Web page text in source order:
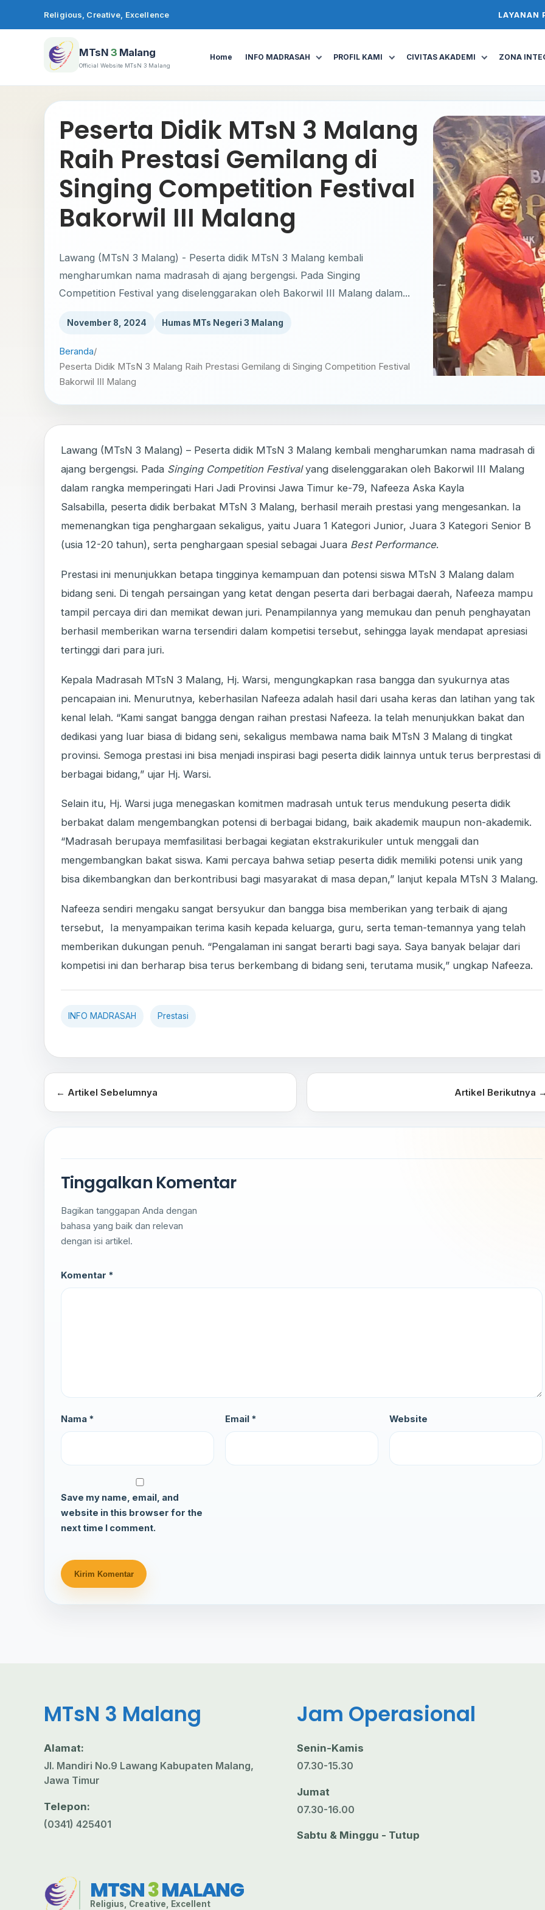
Religious, Creative, Excellence LAYANAN
MTsN 3 Malang
Official Website MTsN 3 Malang
Home INFO MADRASAH PROFIL KAMI CIVITAS AKADEMI ZONA
Peserta Didik MTsN 3 Malang
Raih Prestasi Gemilang di
Singing Competition Festival
Bakorwil III Malang
Lawang (MTsN 3 Malang) - Peserta didik MTsN 3 Malang kembali
mengharumkan nama madrasah di ajang bergengsi. Pada Singing
Competition Festival yang diselenggarakan oleh Bakorwil III Malang dalam...
November 8, 2024 Humas MTs Negeri 3 Malang
Beranda/
Peserta Didik MTsN 3 Malang Raih Prestasi Gemilang di Singing Competition Festival
Bakorwil III Malang
Lawang (MTsN 3 Malang) – Peserta didik MTsN 3 Malang kembali mengharumkan nama madrasah di
ajang bergengsi. Pada Singing Competition Festivalyang diselenggarakan oleh Bakorwil III Malang
dalam rangka memperingati Hari Jadi Provinsi Jawa Timur ke-79, Nafeeza Aska Kayla
Salsabilla, peserta didik berbakat MTsN 3 Malang, berhasil meraih prestasi yang mengesankan. Ia
memenangkan tiga penghargaan sekaligus, yaitu Juara 1 Kategori Junior, Juara 3 Kategori Senior B
(usia 12-20 tahun), serta penghargaan spesial sebagai Juara Best Performance.
Prestasi ini menunjukkan betapa tingginya kemampuan dan potensi siswa MTsN 3 Malang dalam
bidang seni. Di tengah persaingan yang ketat dengan peserta dari berbagai daerah, Nafeeza mampu
tampil percaya diri dan memikat dewan juri. Penampilannya yang memukau dan penuh penghayatan
berhasil memberikan warna tersendiri dalam kompetisi tersebut, sehingga layak mendapat apresiasi
tertinggi dari para juri.
Kepala Madrasah MTsN 3 Malang, Hj. Warsi, mengungkapkan rasa bangga dan syukurnya atas
pencapaian ini. Menurutnya, keberhasilan Nafeeza adalah hasil dari usaha keras dan latihan yang tak
kenal lelah. “Kami sangat bangga dengan raihan prestasi Nafeeza. Ia telah menunjukkan bakat dan
dedikasi yang luar biasa di bidang seni, sekaligus membawa nama baik MTsN 3 Malang di tingkat
provinsi. Semoga prestasi ini bisa menjadi inspirasi bagi peserta didik lainnya untuk terus berprestasi di
berbagai bidang,” ujar Hj. Warsi.
Selain itu, Hj. Warsi juga menegaskan komitmen madrasah untuk terus mendukung peserta didik
berbakat dalam mengembangkan potensi di berbagai bidang, baik akademik maupun non-akademik.
“Madrasah berupaya memfasilitasi berbagai kegiatan ekstrakurikuler untuk menggali dan
mengembangkan bakat siswa. Kami percaya bahwa setiap peserta didik memiliki potensi unik yang
bisa dikembangkan dan berkontribusi bagi masyarakat di masa depan,” lanjut kepala MTsN 3 Malang.
Nafeeza sendiri mengaku sangat bersyukur dan bangga bisa memberikan yang terbaik di ajang
tersebut, Ia menyampaikan terima kasih kepada keluarga, guru, serta teman-temannya yang telah
memberikan dukungan penuh. “Pengalaman ini sangat berarti bagi saya. Saya banyak belajar dari
kompetisi ini dan berharap bisa terus berkembang di bidang seni, terutama musik,” ungkap Nafeeza.
INFO MADRASAH Prestasi
← Artikel Sebelumnya Artikel Berikutnya
Tinggalkan Komentar
Bagikan tanggapan Anda dengan
bahasa yang baik dan relevan
dengan isi artikel.
Komentar *
Nama * Email * Website
Save my name, email, and
website in this browser for the
next time I comment.
MTsN 3 Malang
Alamat:
Jl. Mandiri No.9 Lawang Kabupaten Malang,
Jawa Timur
Telepon:
(0341) 425401
Jam Operasional
Senin-Kamis
07.30-15.30
Jumat
07.30-16.00
Sabtu & Minggu - Tutup
MTSN3MALANG
Religius, Creative, Excellent